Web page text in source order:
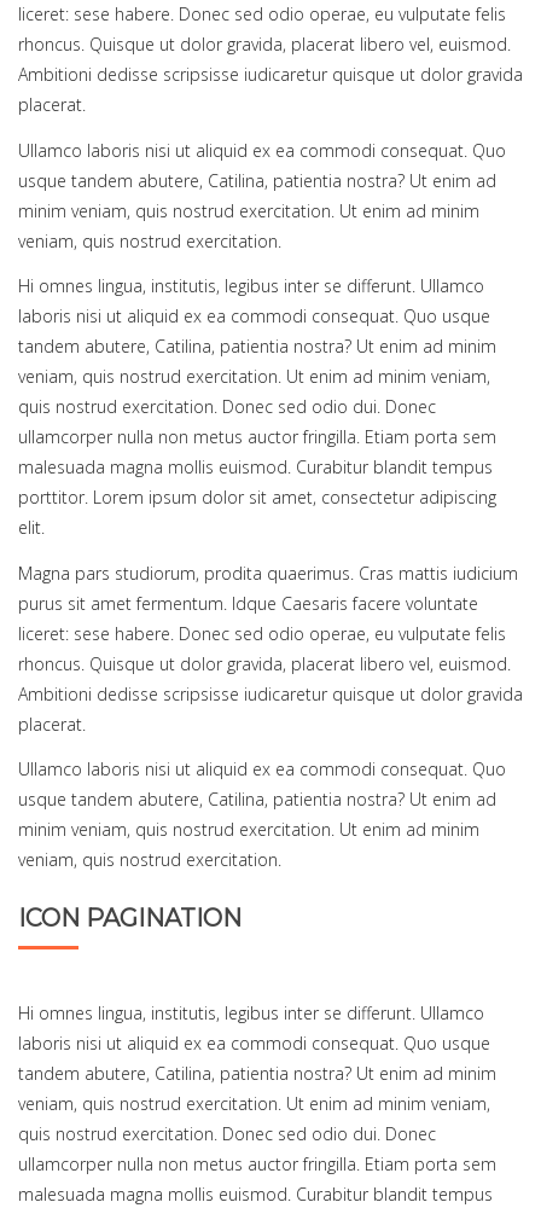
liceret: sese habere. Donec sed odio operae, eu vulputate felis
rhoncus. Quisque ut dolor gravida, placerat libero vel, euismod.
Ambitioni dedisse scripsisse iudicaretur quisque ut dolor gravida
placerat.
Ullamco laboris nisi ut aliquid ex ea commodi consequat. Quo
usque tandem abutere, Catilina, patientia nostra? Ut enim ad
minim veniam, quis nostrud exercitation. Ut enim ad minim
veniam, quis nostrud exercitation.
Hi omnes lingua, institutis, legibus inter se differunt. Ullamco
laboris nisi ut aliquid ex ea commodi consequat. Quo usque
tandem abutere, Catilina, patientia nostra? Ut enim ad minim
veniam, quis nostrud exercitation. Ut enim ad minim veniam,
quis nostrud exercitation. Donec sed odio dui. Donec
ullamcorper nulla non metus auctor fringilla. Etiam porta sem
malesuada magna mollis euismod. Curabitur blandit tempus
porttitor. Lorem ipsum dolor sit amet, consectetur adipiscing
elit.
Magna pars studiorum, prodita quaerimus. Cras mattis iudicium
purus sit amet fermentum. Idque Caesaris facere voluntate
liceret: sese habere. Donec sed odio operae, eu vulputate felis
rhoncus. Quisque ut dolor gravida, placerat libero vel, euismod.
Ambitioni dedisse scripsisse iudicaretur quisque ut dolor gravida
placerat.
Ullamco laboris nisi ut aliquid ex ea commodi consequat. Quo
usque tandem abutere, Catilina, patientia nostra? Ut enim ad
minim veniam, quis nostrud exercitation. Ut enim ad minim
veniam, quis nostrud exercitation.
ICON PAGINATION
Hi omnes lingua, institutis, legibus inter se differunt. Ullamco
laboris nisi ut aliquid ex ea commodi consequat. Quo usque
tandem abutere, Catilina, patientia nostra? Ut enim ad minim
veniam, quis nostrud exercitation. Ut enim ad minim veniam,
quis nostrud exercitation. Donec sed odio dui. Donec
ullamcorper nulla non metus auctor fringilla. Etiam porta sem
malesuada magna mollis euismod. Curabitur blandit tempus